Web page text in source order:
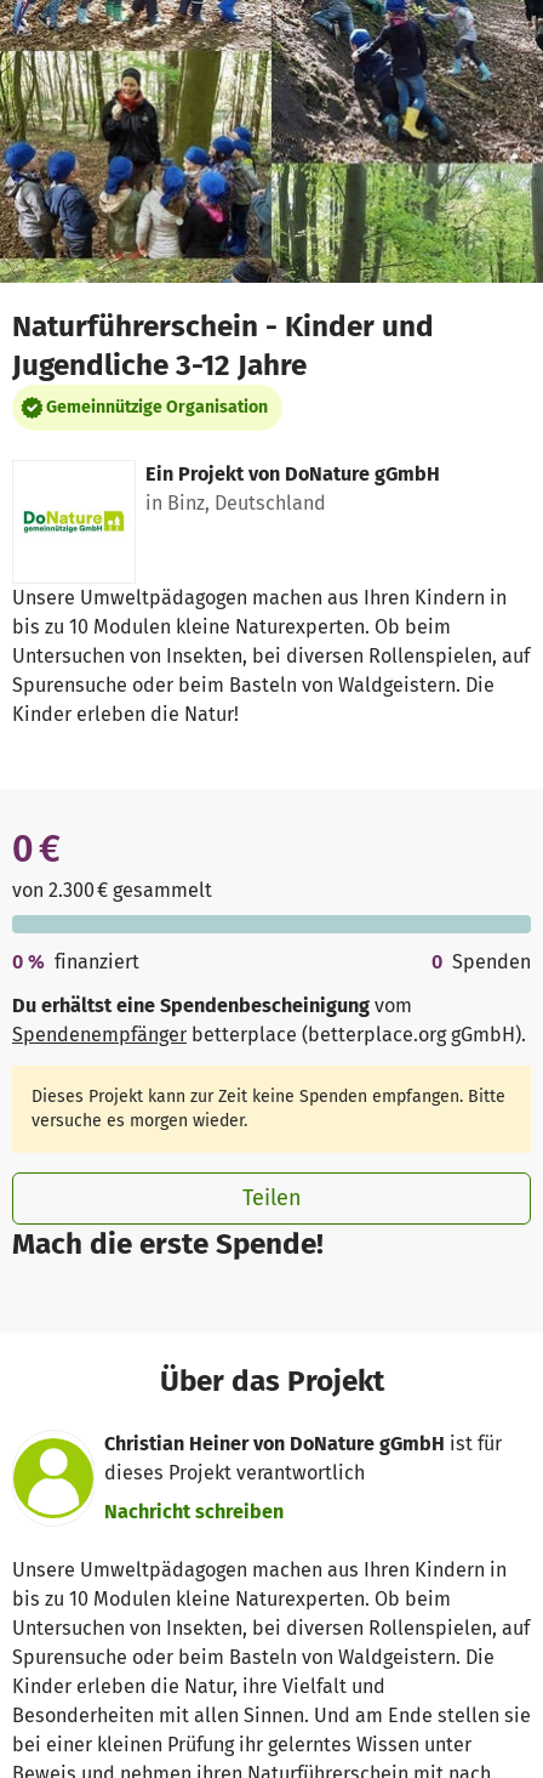
Zum Hauptinhalt springen
Erklärung zur Barrierefreiheit anzeigen
Naturführerschein - Kinder und
Jugendliche 3-12 Jahre
Gemeinnützige Organisation
Ein Projekt von DoNature gGmbH
in Binz, Deutschland
Unsere Umweltpädagogen machen aus Ihren Kindern in
bis zu 10 Modulen kleine Naturexperten. Ob beim
Untersuchen von Insekten, bei diversen Rollenspielen, auf
Spurensuche oder beim Basteln von Waldgeistern. Die
Kinder erleben die Natur!
Mach die erste Spende!
0 €
von 2.300 € gesammelt
0 % finanziert 0 Spenden
Du erhältst eine Spendenbescheinigung vom
Spendenempfänger betterplace (betterplace.org gGmbH).
Dieses Projekt kann zur Zeit keine Spenden empfangen. Bitte
versuche es morgen wieder.
Teilen
Über das Projekt
Christian Heiner von DoNature gGmbH ist für
dieses Projekt verantwortlich
Nachricht schreiben
Unsere Umweltpädagogen machen aus Ihren Kindern in
bis zu 10 Modulen kleine Naturexperten. Ob beim
Untersuchen von Insekten, bei diversen Rollenspielen, auf
Spurensuche oder beim Basteln von Waldgeistern. Die
Kinder erleben die Natur, ihre Vielfalt und
Besonderheiten mit allen Sinnen. Und am Ende stellen sie
bei einer kleinen Prüfung ihr gelerntes Wissen unter